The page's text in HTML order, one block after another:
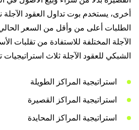
أخرى، يستخدم بوت تداول العقود الآجلة
الطلبات أعلى من وأقل من السعر
الآجلة المختلفة للاستفادة من تقلبات
الشبكي للعقود الآجلة ثلاث استراتيجيات
استراتيجية المراكز الطويلة
استراتيجية المراكز القصيرة
استراتيجية المراكز المحايدة